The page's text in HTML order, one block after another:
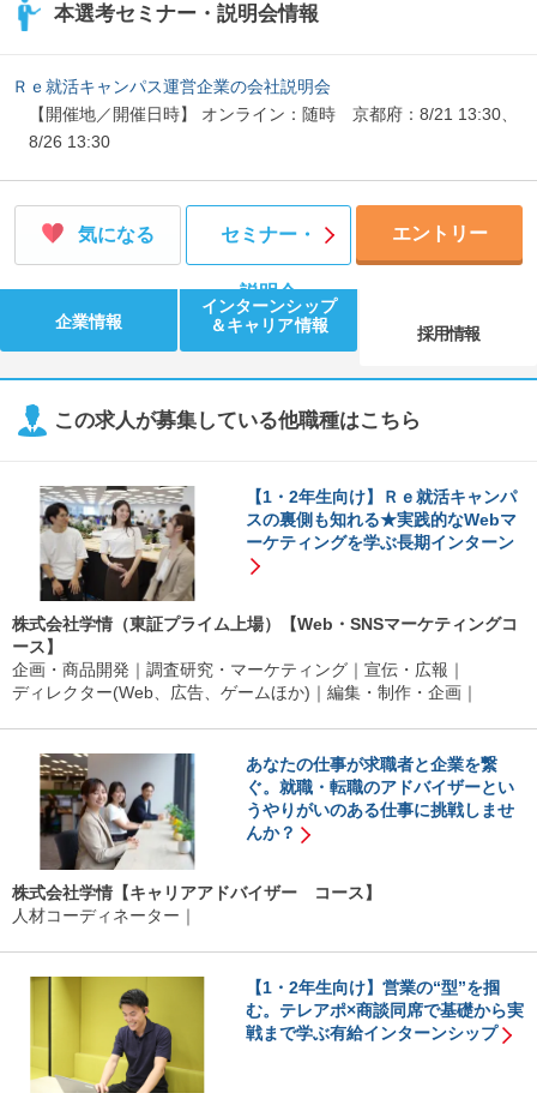
本選考セミナー・説明会情報
Ｒｅ就活キャンパス運営企業の会社説明会
【開催地／開催日時】 オンライン：随時 京都府：8/21 13:30、
8/26 13:30
気になる セミナー・
説明会
エントリー
企業情報
インターンシップ
＆キャリア情報
採用情報
この求人が募集している他職種はこちら
【1・2年生向け】Ｒｅ就活キャンパ
スの裏側も知れる★実践的なWebマ
ーケティングを学ぶ長期インターン
株式会社学情（東証プライム上場）【Web・SNSマーケティングコ
ース】
企画・商品開発
調査研究・マーケティング
宣伝・広報
ディレクター(Web、広告、ゲームほか)
編集・制作・企画
あなたの仕事が求職者と企業を繋
ぐ。就職・転職のアドバイザーとい
うやりがいのある仕事に挑戦しませ
んか？
株式会社学情【キャリアアドバイザー コース】
人材コーディネーター
【1・2年生向け】営業の“型”を掴
む。テレアポ×商談同席で基礎から実
戦まで学ぶ有給インターンシップ